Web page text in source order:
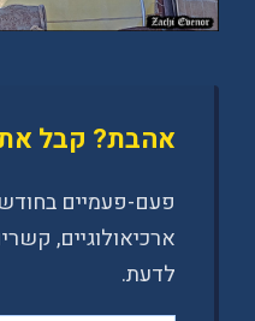
אהבת? קבל
פעם-פעמיים
ארכיאולוגיים,
לדעת.